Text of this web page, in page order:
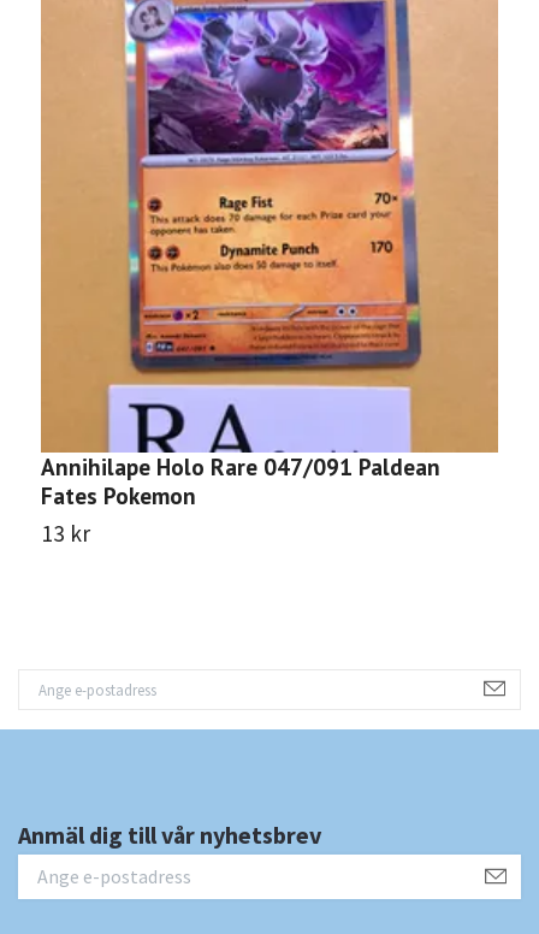
Annihilape Holo Rare 047/091 Paldean
Fates Pokemon
13 kr
Anmäl dig till vår nyhetsbrev